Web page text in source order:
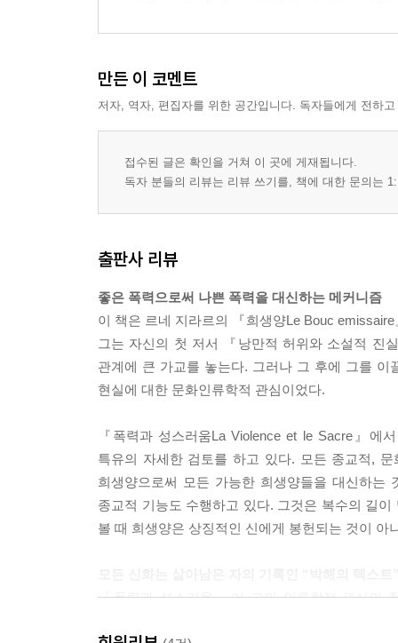
만든 이 코멘트
저자, 역자, 편집자를 위한 공간입니다. 독자들에게 전하
접수된 글은 확인을 거쳐 이 곳에 게재됩니다.
독자 분들의 리뷰는 리뷰 쓰기를, 책에 대한 문의는
출판사 리뷰
좋은 폭력으로써 나쁜 폭력을 대신하는 메커니즘
이 책은 르네 지라르의 『희생양Le Bouc
그는 자신의 첫 저서 『낭만적 허위와 소설적 진
관계에 큰 가교를 놓는다. 그러나 그 후에 그를
현실에 대한 문화인류학적 관심이었다.
『폭력과 성스러움La Violence et le Sacre』에
특유의 자세한 검토를 하고 있다. 모든 종교적,
희생양으로써 모든 가능한 희생양들을 대신하
종교적 기능도 수행하고 있다. 그것은 복수의 길
볼 때 희생양은 상징적인 신에게 봉헌되는 것이 아
『폭력과 성스러움』이 그의 인류학적 관심의